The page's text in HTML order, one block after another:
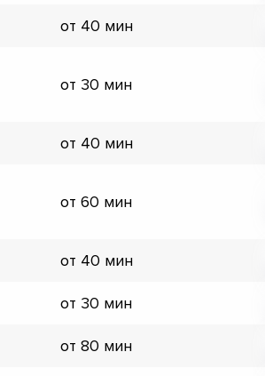
от 40 мин
от 30 мин
от 40 мин
от 60 мин
от 40 мин
от 30 мин
от 80 мин